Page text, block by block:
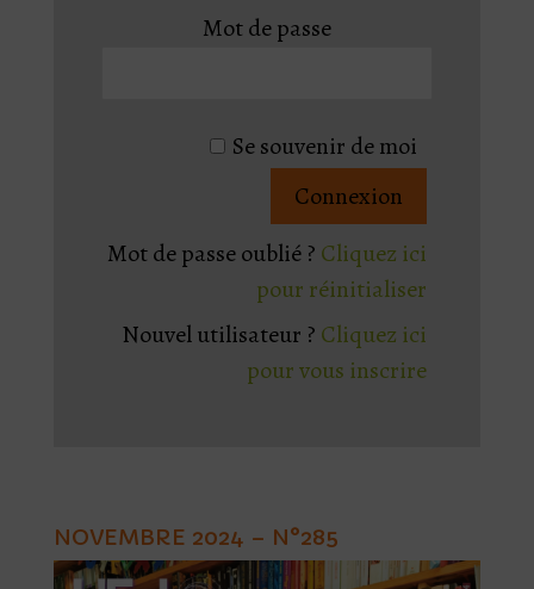
Mot de passe
Se souvenir de moi
Mot de passe oublié ? Cliquez ici
pour réinitialiser
Nouvel utilisateur ? Cliquez ici
pour vous inscrire
NOVEMBRE 2024 – N°285